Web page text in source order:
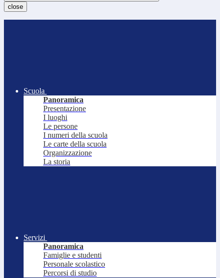
close
Scuola
Panoramica
Presentazione
I luoghi
Le persone
I numeri della scuola
Le carte della scuola
Organizzazione
La storia
Servizi
Panoramica
Famiglie e studenti
Personale scolastico
Percorsi di studio